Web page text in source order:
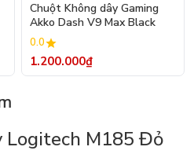
Chuột Không dây Gaming
Akko Dash V9 Max Black
0.0
1.200.000₫
Logitech M185 Đỏ